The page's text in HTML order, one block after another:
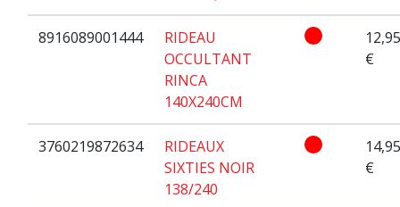
8916089001444
RIDEAU
OCCULTANT
RINCA
140X240CM
12,95
€
3760219872634
RIDEAUX
SIXTIES NOIR
138/240
14,95
€